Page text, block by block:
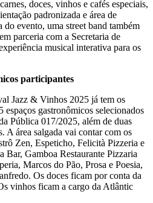
doces, vinhos e cafés especiais,
padronizada e área de
do evento, uma street band também
parceria com a Secretaria de
musical interativa para os
participantes
Jazz & Vinhos 2025 já tem os
gastronômicos selecionados
Pública 017/2025, além de duas
A área salgada vai contar com os
Zen, Espeticho, Felicità Pizzeria e
Gamboa Restaurante Pizzaria
Marcos do Pão, Prosa e Poesia,
Os doces ficam por conta da
vinhos ficam a cargo da Atlântic